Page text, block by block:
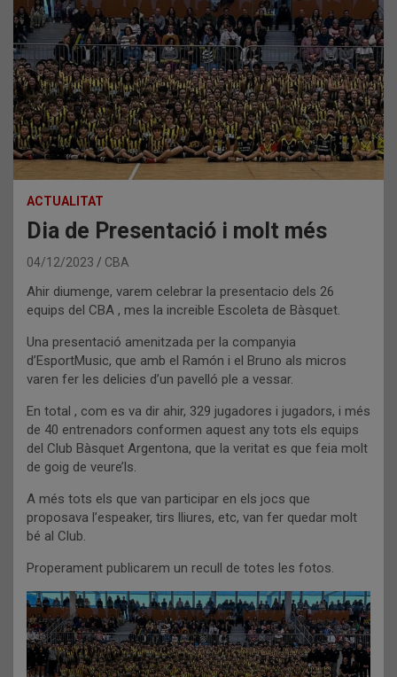
ACTUALITAT
Dia de Presentació i molt més
04/12/2023 CBA
Ahir diumenge, varem celebrar la presentacio dels 26
equips del CBA , mes la increible Escoleta de Bàsquet.
Una presentació amenitzada per la companyia
d’EsportMusic, que amb el Ramón i el Bruno als micros
varen fer les delicies d’un pavelló ple a vessar.
En total , com es va dir ahir, 329 jugadores i jugadors, i més
de 40 entrenadors conformen aquest any tots els equips
del Club Bàsquet Argentona, que la veritat es que feia molt
de goig de veure’ls.
A més tots els que van participar en els jocs que
proposava l’espeaker, tirs lliures, etc, van fer quedar molt
bé al Club.
Properament publicarem un recull de totes les fotos.